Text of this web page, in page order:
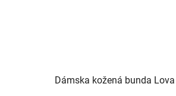
Dámska kožená bunda